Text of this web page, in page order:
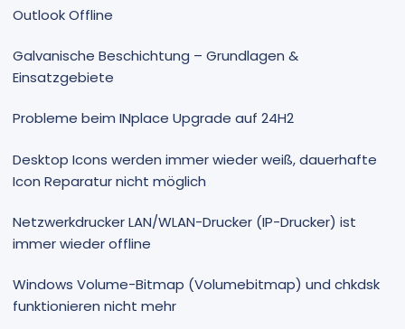
Outlook Offline
Galvanische Beschichtung – Grundlagen &
Einsatzgebiete
Probleme beim INplace Upgrade auf 24H2
Desktop Icons werden immer wieder weiß, dauerhafte
Icon Reparatur nicht möglich
Netzwerkdrucker LAN/WLAN-Drucker (IP-Drucker) ist
immer wieder offline
Windows Volume-Bitmap (Volumebitmap) und chkdsk
funktionieren nicht mehr